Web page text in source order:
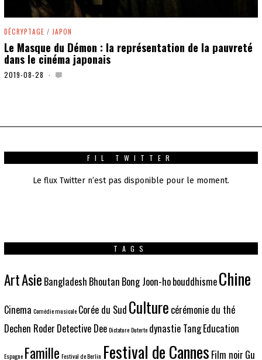
DÉCRYPTAGE / JAPON
Le Masque du Démon : la représentation de la pauvreté
dans le cinéma japonais
2019-08-28
1
FIL TWITTER
Le flux Twitter n’est pas disponible pour le moment.
TAGS
ArtAsie Bangladesh Bhoutan Bong Joon-hobouddhismeChine
Cinema Comédie musicale Corée du Sud Culture cérémonie du thé
Dechen Roder Detective Dee Dictature Duterte dynastie TangEducation
Espagne Famille Festival de Berlin Festival de Cannes Film noir Gu